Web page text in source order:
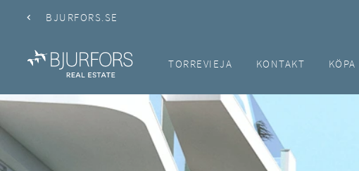
BJURFORS.SE
TORREVIEJA KONTAKT KÖPA